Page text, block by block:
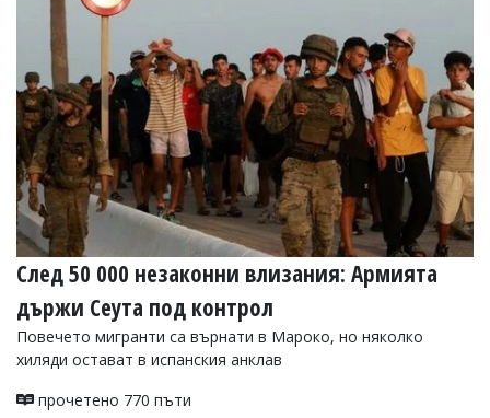
След 50 000 незаконни влизания: Армията
държи Сеута под контрол
Повечето мигранти са върнати в Мароко, но няколко
хиляди остават в испанския анклав
прочетено 770 пъти